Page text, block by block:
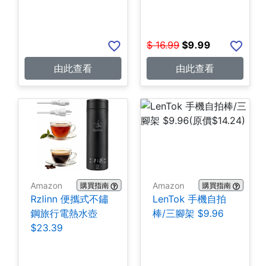
由此查看
$ 16.99 $9.99
由此查看
Amazon 購買指南
Rzlinn 便攜式不鏽
鋼旅行電熱水壺
$23.39
Amazon 購買指南
LenTok 手機自拍
棒/三腳架 $9.96